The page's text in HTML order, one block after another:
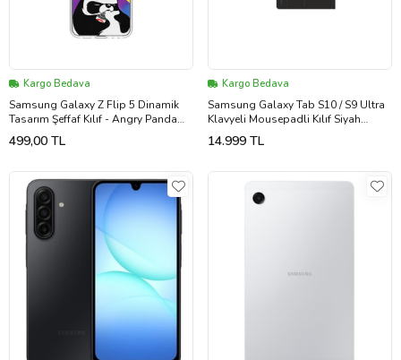
Kargo Bedava
Samsung Galaxy Z Flip 5 Dinamik
Tasarım Şeffaf Kılıf - Angry Panda
Kart Hediyeli (Samsung Türkiye
Garantili)
499,00 TL
Kargo Bedava
Samsung Galaxy Tab S10 / S9 Ultra
Klavyeli Mousepadli Kılıf Siyah
Samsung Türkiye Garantili
14.999 TL